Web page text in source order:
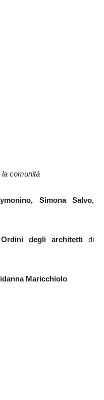
comunità
Simona Salvo,
Ordini degli architettidi
Maricchiolo